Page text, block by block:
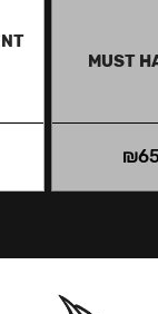
MUST
₪